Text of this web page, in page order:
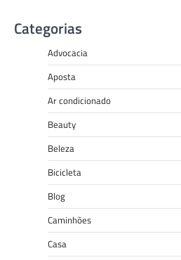
Categorias
Advocacia
Aposta
Ar condicionado
Beauty
Beleza
Bicicleta
Blog
Caminhões
Casa